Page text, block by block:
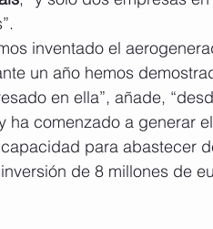
inventado el
un año hemos
en ella”, añade,
ha comenzado a generar
para abastecer
de 8 millones de